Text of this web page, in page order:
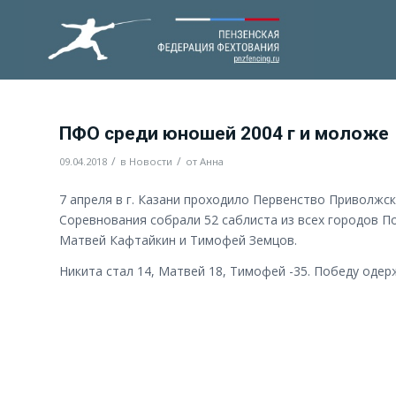
ПФО среди юношей 2004 г и моложе
09.04.2018 / в Новости / от Анна
7 апреля в г. Казани проходило Первенство
Соревнования собрали 52 саблиста из всех городов
Матвей Кафтайкин и Тимофей Земцов.
Никита стал 14, Матвей 18, Тимофей -35. Победу